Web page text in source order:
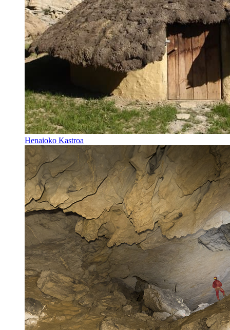
Henaioko Kastroa